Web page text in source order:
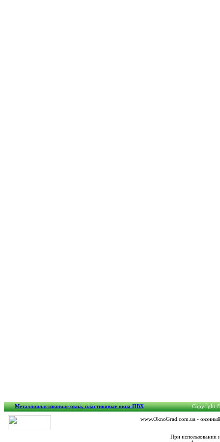
Металлопластиковые окна, пластиковые окна ПВХ Copyright
www.OknoGrad.com.ua -
При использовании